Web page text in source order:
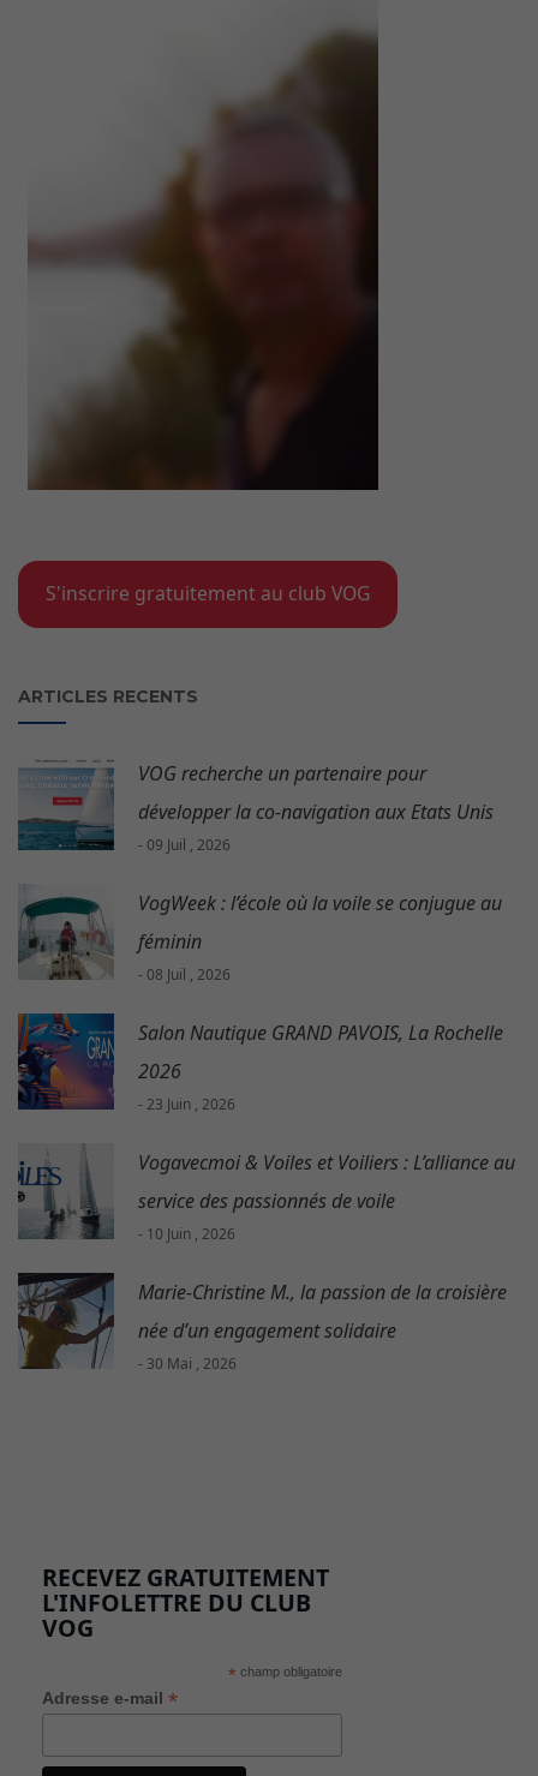
S'inscrire gratuitement au club VOG
ARTICLES RECENTS
VOG recherche un partenaire pour
développer la co-navigation aux Etats Unis
- 09 Juil , 2026
VogWeek : l’école où la voile se conjugue au
féminin
- 08 Juil , 2026
Salon Nautique GRAND PAVOIS, La Rochelle
2026
- 23 Juin , 2026
Vogavecmoi & Voiles et Voiliers : L’alliance au
service des passionnés de voile
- 10 Juin , 2026
Marie-Christine M., la passion de la croisière
née d’un engagement solidaire
- 30 Mai , 2026
RECEVEZ GRATUITEMENT
L'INFOLETTRE DU CLUB
VOG
* champ obligatoire
Adresse e-mail *